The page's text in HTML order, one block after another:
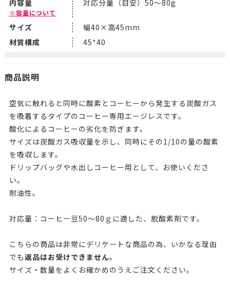
内容量
※容量について
対応分量（目安）50～80g
サイズ
幅40×高45mm
材質構成
45*40
商品説明
空気に触れると同時に酸素とコーヒーから発生する炭酸ガス
を吸着するタイプのコーヒー専用エージレスです。
酸化によるコーヒーの劣化を防ぎます。
サイズは炭酸ガス吸収量を示し、同時にその1/10の量の酸素
を吸収します。
ドリップバッグや水出しコーヒー用として、お使いくださ
い。
耐油性。
対応量：コーヒー豆50～80ｇに適した、脱酸素剤です。
こちらの商品は非常にデリケートな商品の為、いかなる理由
でも返品はお受けできません。
サイズ・数量をよくお確かめのうえご注文ください。